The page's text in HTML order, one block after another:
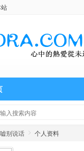
嘘别说话 个人资料